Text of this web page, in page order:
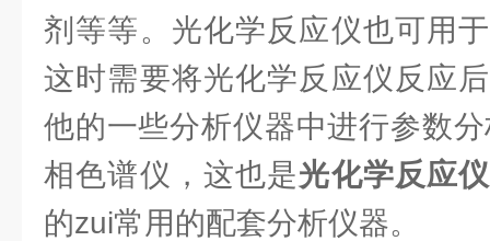
剂等等。光化学反应仪也可用
这时需要将光化学反应仪反应
他的一些分析仪器中进行参数
相色谱仪，这也是光化学反应仪
的zui常用的配套分析仪器。